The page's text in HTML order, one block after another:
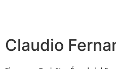
Claudio